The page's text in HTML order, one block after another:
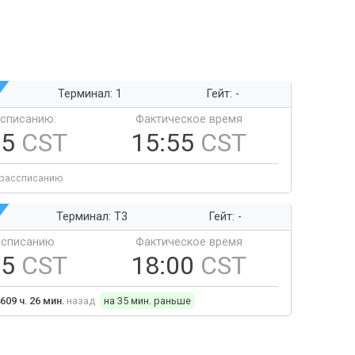
Терминал: 1
Гейт: -
CST
Фактическое время
15:55 CST
Терминал: T3
Гейт: -
CST
Фактическое время
18:00 CST
ч. 26 мин. назад на 35 мин. раньше